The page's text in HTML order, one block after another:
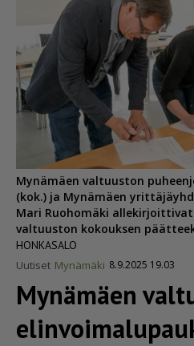
Mynämäen valtuuston
(kok.) ja Mynämäen
Mari Ruohomäki
valtuuston kokouksen
HONKASALO
Uutiset Mynämäki 8.9.2025 19.03
Mynämäen